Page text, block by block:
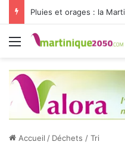
Pluies et orages : la
Menu
Accueil / Déchets / Tri